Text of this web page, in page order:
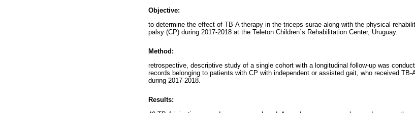
Objective:
to determine the effect of TB-A therapy in the triceps surae along with the physical
palsy (CP) during 2017-2018 at the Teleton Children´s Rehabilitation Center, Uruguay.
Method:
retrospective, descriptive study of a single cohort with a longitudinal follow-up was
records belonging to patients with CP with independent or assisted gait, who received
during 2017-2018.
Results: